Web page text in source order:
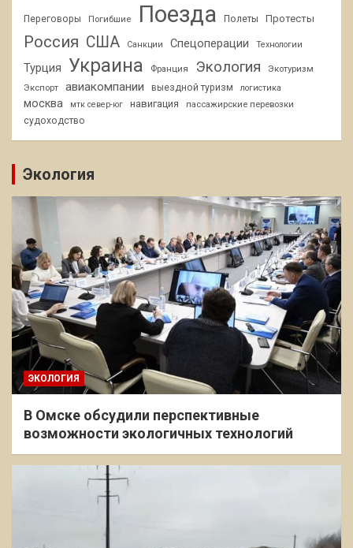
Переговоры Погибшие Поезда Полеты Протесты
Россия США Санкции Спецоперации Технологии
Турция Украина Франция Экология
Экотуризм
Экспорт
авиакомпании выездной туризм логистика
москва мтк север-юг навигация
пассажирские перевозки
судоходство
Экология
ЭКОЛОГИЯ
В Омске обсудили перспективные
возможности экологичных технологий